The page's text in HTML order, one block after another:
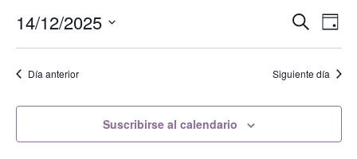
diciembre
2025 de
y
vistas
Buscar
de
de
Día
14/12/2025
Selecciona
la Día anterior Siguiente día
Suscribirse al calendario